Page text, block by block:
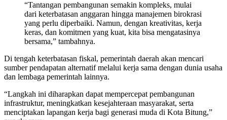
“Tantangan pembangunan semakin kompleks, mulai
dari keterbatasan anggaran hingga manajemen birokrasi
yang perlu diperbaiki. Namun, dengan kreativitas, kerja
keras, dan komitmen yang kuat, kita bisa mengatasinya
bersama,” tambahnya.
Di tengah keterbatasan fiskal, pemerintah daerah akan mencari
sumber pendapatan alternatif melalui kerja sama dengan dunia usaha
dan lembaga pemerintah lainnya.
“Langkah ini diharapkan dapat mempercepat pembangunan
infrastruktur, meningkatkan kesejahteraan masyarakat, serta
menciptakan lapangan kerja bagi generasi muda di Kota Bitung,”